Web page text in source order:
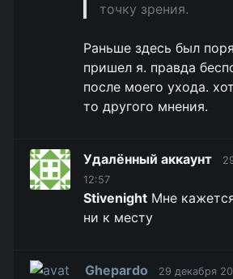
точку зрения.
Раньше здесь был
пришел я. правда
после моего ухода.
то другого мнения.
Удалённый аккаунт
12:57
Stivenight Мне
ни к месту
Ghepardo 29 декабря